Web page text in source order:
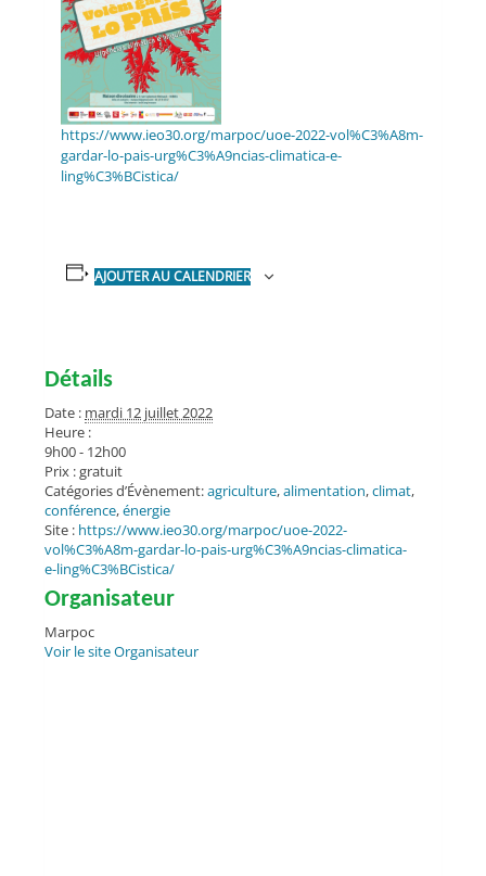
https://www.ieo30.org/marpoc/uoe-2022-vol%C3%A8m-
gardar-lo-pais-urg%C3%A9ncias-climatica-e-
ling%C3%BCistica/
AJOUTER AU CALENDRIER
Détails
Date : mardi 12 juillet 2022
Heure :
9h00 - 12h00
Prix :gratuit
Catégories d’Évènement:agriculture,alimentation,climat,
conférence,énergie
Site : https://www.ieo30.org/marpoc/uoe-2022-
vol%C3%A8m-gardar-lo-pais-urg%C3%A9ncias-climatica-
e-ling%C3%BCistica/
Organisateur
Marpoc
Voir le site Organisateur